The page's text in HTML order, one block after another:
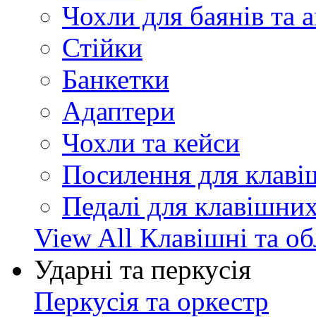
Чохли для баянів та
Стійки
Банкетки
Адаптери
Чохли та кейси
Посилення для
Педалі для
View All Клавішні та
Ударні та перкусія
Перкусія та оркестр